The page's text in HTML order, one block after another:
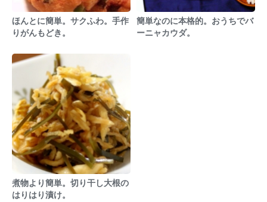
ほんとに簡単。サクふわ。手作
りがんもどき。
簡単なのに本格的。おうちでバ
ーニャカウダ。
煮物より簡単。切り干し大根の
はりはり漬け。